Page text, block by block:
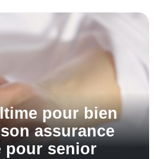
pour bien
assurance
pour senior